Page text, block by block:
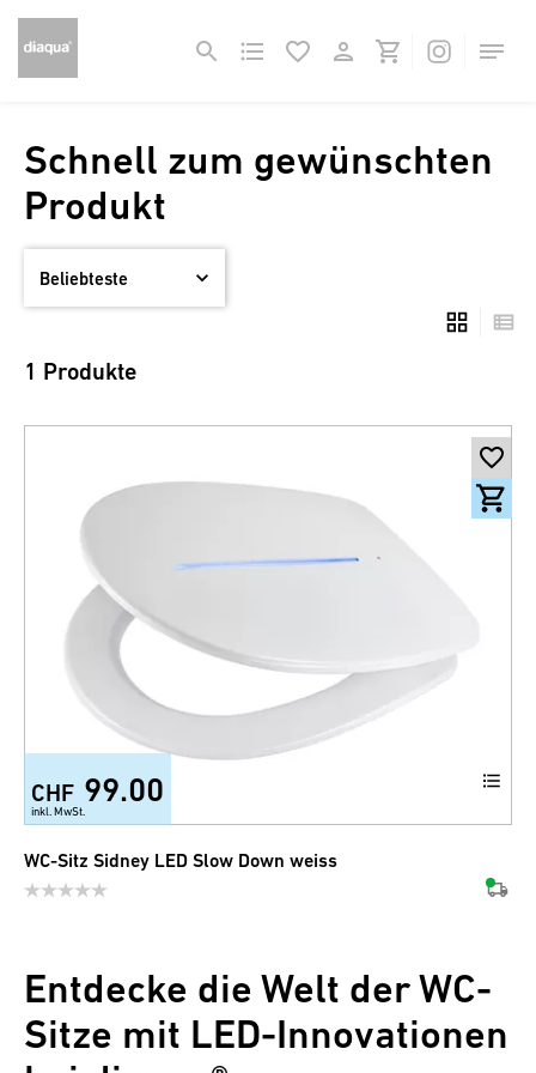
Schnell zum gewünschten
Produkt
1 Produkte
CHF 99.00
inkl. MwSt.
WC-Sitz Sidney LED Slow Down weiss
Entdecke die Welt der WC-
Sitze mit LED-Innovationen